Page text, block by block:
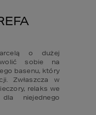
o dużej
sobie na
basenu, który
Zwłaszcza w
relaks we
niejednego